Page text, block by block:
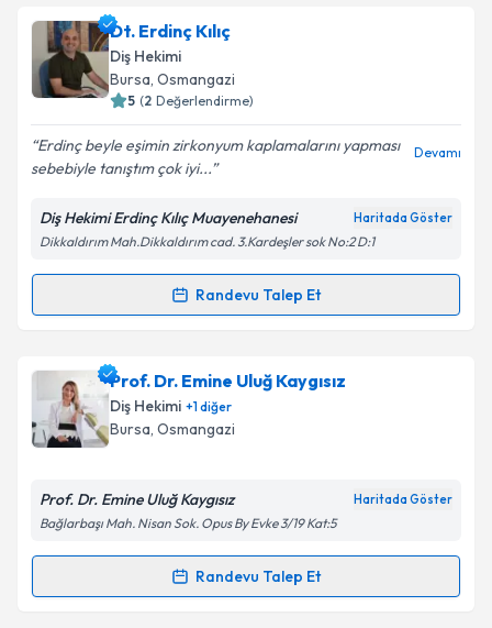
Dt. İnci Özevin Erataç
oluşturun. Size bu uzmandan randevu almanız için bir
takvim hazırlandığında e-posta ile bilgilendireceğiz.
Kişisel verilerimin işlenmesine ilişkin
Aydınlatma
Metni'ni okudum ve kişisel verilerimin belirtilen
kapsamda işlenmesini kabul ediyorum.
Dt. Erdinç Kılıç
Diş Hekimi
Bursa, Osmangazi
5 (2 Değerlendirme)
Erdinç beyle eşimin zirkonyum kaplamalarını yapması
sebebiyle tanıştım çok iyi...
Devamı
Diş Hekimi Erdinç Kılıç Muayenehanesi Haritada Göster
Dikkaldırım Mah.Dikkaldırım cad. 3.Kardeşler sok No:2 D:1
Randevu Talep Et
Randevu Takvimi Talebi
Dt. Erdinç Kılıçiçin randevu takvimi talebi oluşturun.
Size bu uzmandan randevu almanız için bir takvim
hazırlandığında e-posta ile bilgilendireceğiz.
Kişisel verilerimin işlenmesine ilişkin
Metni'ni okudum ve kişisel verilerimin belirtilen
Prof. Dr. Emine Uluğ Kaygısız
Diş Hekimi +1diğer
Bursa, Osmangazi
Prof. Dr. Emine Uluğ Kaygısız Haritada Göster
Bağlarbaşı Mah. Nisan Sok. Opus By Evke 3/19 Kat:5
Randevu Talep Et
Randevu Takvimi Talebi